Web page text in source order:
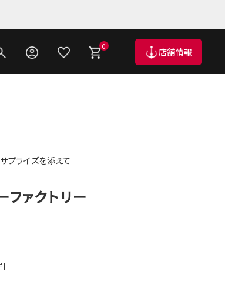
0 店舗情報
プライズを添えて
ファクトリー
]